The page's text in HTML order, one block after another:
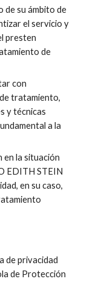
de su ámbito de
el servicio y
presten
de
con
tratamiento,
y técnicas
a la
en la situación
EDITH STEIN
en su caso,
de privacidad
de Protección